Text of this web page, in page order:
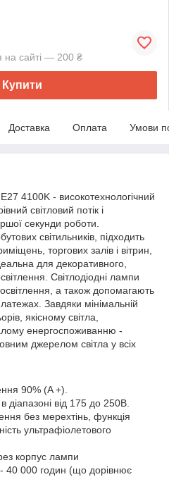
на сайті — 200 ₴
Купити
Доставка Оплата Умови
4100K - високотехнологічний
світловий потік і
секунди роботи.
світильників, підходить
торгових залів і вітрин,
для декоративного,
Світлодіодні лампи
а також допомагають
Завдяки мінімальній
якісному світла,
енергоспоживанню -
джерелом світла у всіх
90% (A +).
діапазоні від 175 до 250В.
без мерехтінь, функція
ультрафіолетового
корпус лампи
40 000 годин (що дорівнює